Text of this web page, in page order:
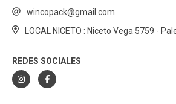
wincopack@gmail.com
LOCAL NICETO : Niceto Vega 5759 -
REDES SOCIALES